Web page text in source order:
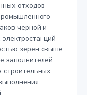
отходов
черной и
зерен свыше
заполнителей
строительных